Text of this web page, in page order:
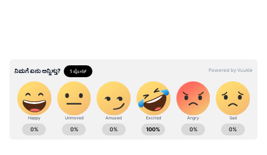
ABOUT THE AUTHOR